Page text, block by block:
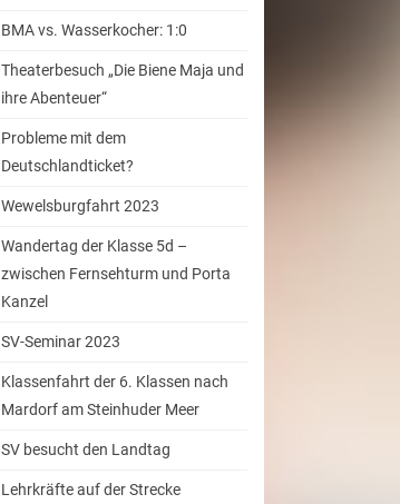
BMA vs. Wasserkocher: 1:0
Theaterbesuch „Die Biene Maja und
ihre Abenteuer“
Probleme mit dem
Deutschlandticket?
Wewelsburgfahrt 2023
Wandertag der Klasse 5d –
zwischen Fernsehturm und Porta
Kanzel
SV-Seminar 2023
Klassenfahrt der 6. Klassen nach
Mardorf am Steinhuder Meer
SV besucht den Landtag
Lehrkräfte auf der Strecke